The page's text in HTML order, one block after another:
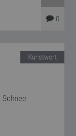
0
Kunstwort